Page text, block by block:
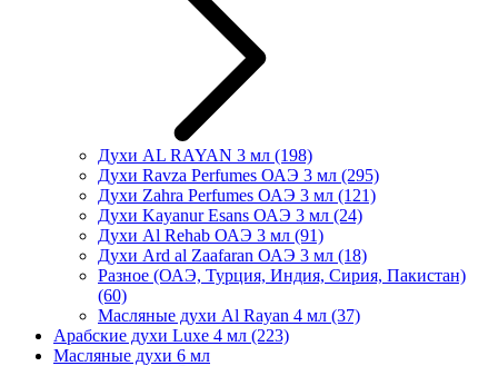
Духи AL RAYAN 3 мл (198)
Духи Ravza Perfumes ОАЭ 3 мл (295)
Духи Zahra Perfumes ОАЭ 3 мл (121)
Духи Kayanur Esans ОАЭ 3 мл (24)
Духи Al Rehab ОАЭ 3 мл (91)
Духи Ard al Zaafaran ОАЭ 3 мл (18)
Разное (ОАЭ, Турция, Индия, Сирия, Пакистан)
(60)
Масляные духи Al Rayan 4 мл (37)
Арабские духи Luxe 4 мл (223)
Масляные духи 6 мл